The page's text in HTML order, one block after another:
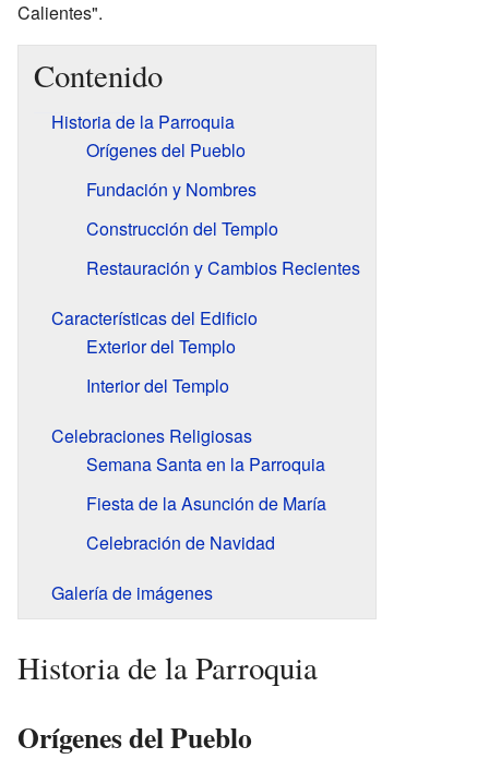
Calientes".
Contenido
Historia de la Parroquia
Orígenes del Pueblo
Fundación y Nombres
Construcción del Templo
Restauración y Cambios Recientes
Características del Edificio
Exterior del Templo
Interior del Templo
Celebraciones Religiosas
Semana Santa en la Parroquia
Fiesta de la Asunción de María
Celebración de Navidad
Galería de imágenes
Historia de la Parroquia
Orígenes del Pueblo